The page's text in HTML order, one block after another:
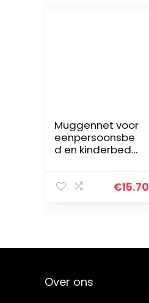
Muggennet voor
eenpersoonsbe
d en kinderbed
fijnmazig
€15.70
Over ons